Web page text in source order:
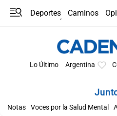
Deportes Caminos
Lo Último Argentina
Notas Voces por la Salud Mental